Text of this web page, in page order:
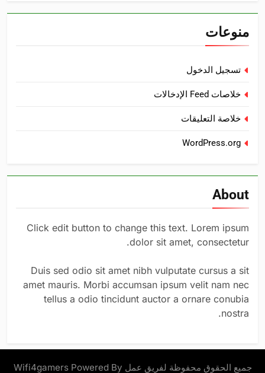
منوعات
تسجيل الدخول
خلاصات Feed الإدخالات
خلاصة التعليقات
WordPress.org
About
Click edit button to change this text. Lorem ipsum
dolor sit amet, consectetur.
Duis sed odio sit amet nibh vulputate cursus a sit
amet mauris. Morbi accumsan ipsum velit nam nec
tellus a odio tincidunt auctor a ornare conubia
nostra.
جميع الحقوق محفوظة لفريق عمل Wifi4gamers Powered By